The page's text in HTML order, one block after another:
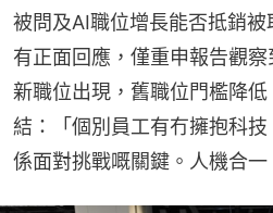
被問及AI職位增長能否抵銷
有正面回應，僅重申報告觀
新職位出現，舊職位門檻降
結：「個別員工有冇擁抱科
係面對挑戰嘅關鍵。人機合一